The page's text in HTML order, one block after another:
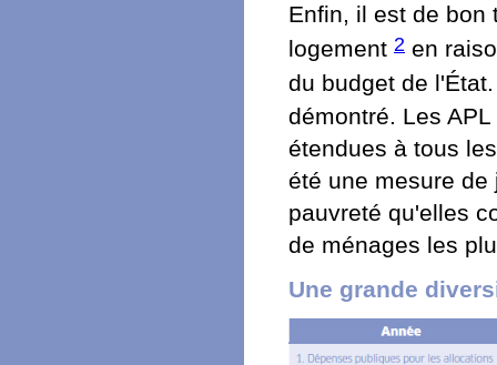
Enfin, il est de bon
logement 2 en
du budget de
démontré. Les
étendues à tous
été une mesure
pauvreté qu'elles
de ménages les
Une grande